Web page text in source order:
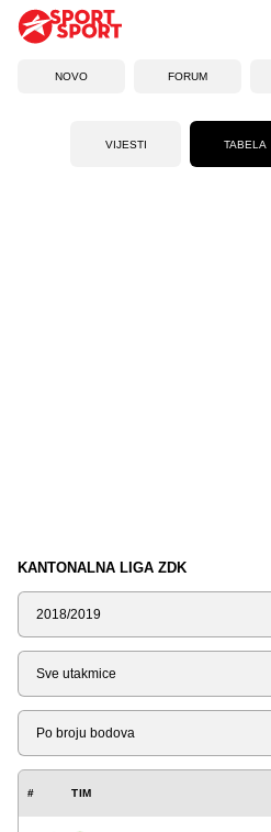
NOVO FORUM
VIJESTI TABELA
KANTONALNA LIGA ZDK
Sezona
Tip
Liga
# TIM